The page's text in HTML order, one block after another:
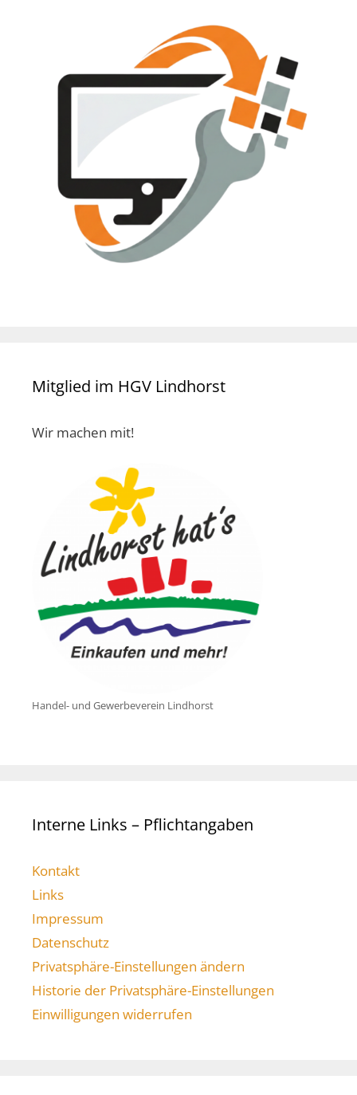
Mitglied im HGV Lindhorst
Wir machen mit!
Handel- und Gewerbeverein Lindhorst
Interne Links – Pflichtangaben
Kontakt
Links
Impressum
Datenschutz
Privatsphäre-Einstellungen ändern
Historie der Privatsphäre-Einstellungen
Einwilligungen widerrufen